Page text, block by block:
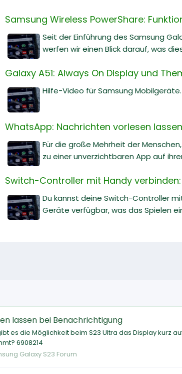
Samsung Wireless PowerShare:
Seit der Einführung des Samsung
werfen wir einen Blick darauf, was
Galaxy A51: Always On Display und
Hilfe-Video für Samsung
WhatsApp: Nachrichten vorlesen
Für die große Mehrheit der
zu einer unverzichtbaren App auf
Switch-Controller mit Handy
Du kannst deine Switch-Controller
Geräte verfügbar, was das Spielen
lassen bei Benachrichtigung
es die Möglichkeit beim S23 Ultra das Display kurz
6908214
Galaxy S23 Forum